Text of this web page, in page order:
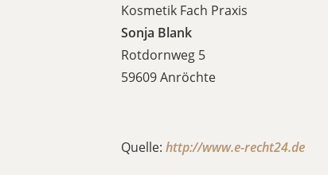
Kosmetik Fach Praxis
Sonja Blank
Rotdornweg 5
59609 Anröchte
Quelle: http://www.e-recht24.de